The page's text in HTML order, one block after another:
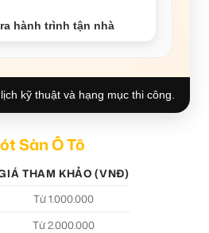
hành trình tận nhà
kỹ thuật và hạng mục thi công.
Sàn Ô Tô
THAM KHẢO (VNĐ)
Từ 1.000.000
Từ 2.000.000